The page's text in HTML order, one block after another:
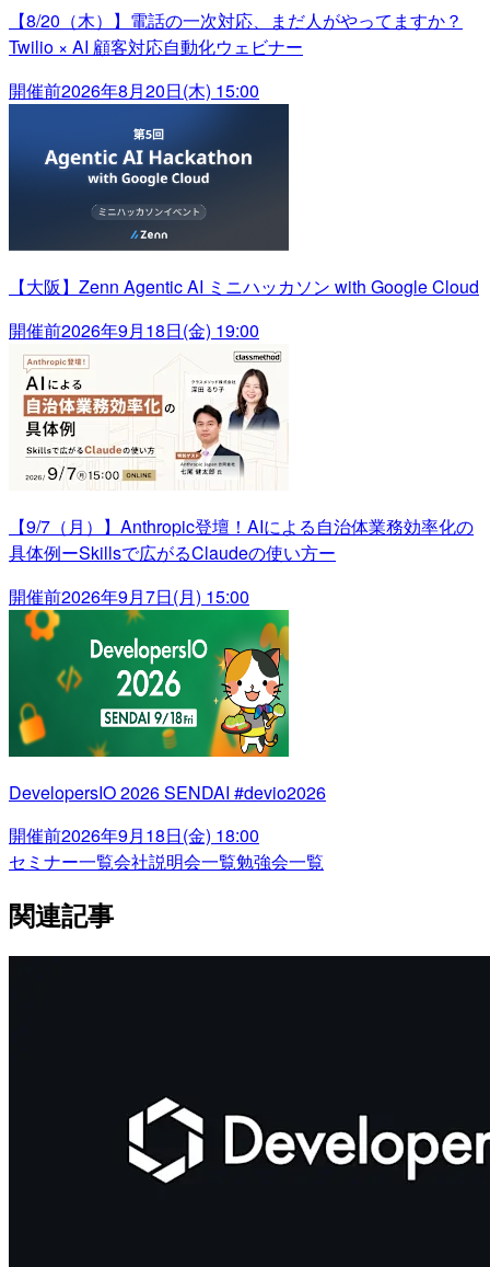
【8/20（木）】電話の一次対応、まだ人がやってますか？
Twilio × AI 顧客対応自動化ウェビナー
開催前2026年8月20日(木) 15:00
【大阪】Zenn Agentic AI ミニハッカソン with Google Cloud
開催前2026年9月18日(金) 19:00
【9/7（月）】Anthropic登壇！AIによる自治体業務効率化の
具体例ーSkillsで広がるClaudeの使い方ー
開催前2026年9月7日(月) 15:00
DevelopersIO 2026 SENDAI #devio2026
開催前2026年9月18日(金) 18:00
セミナー一覧会社説明会一覧勉強会一覧
関連記事